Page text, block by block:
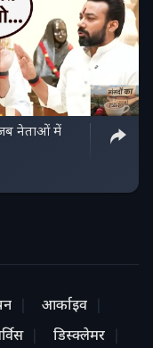
नेताओं में
आर्काइव
डिस्क्लेमर